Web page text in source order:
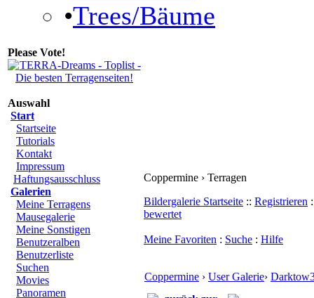
•Trees/Bäume
Please Vote!
Auswahl
Start
Startseite
Tutorials
Kontakt
Impressum
Haftungsausschluss
Galerien
Meine Terragens
Mausegalerie
Meine Sonstigen
Benutzeralben
Benutzerliste
Suchen
Movies
Panoramen
Coppermine › Terragen
Bildergalerie Startseite :: Registrieren
bewertet
Meine Favoriten : Suche : Hilfe
Coppermine › User Galerie›